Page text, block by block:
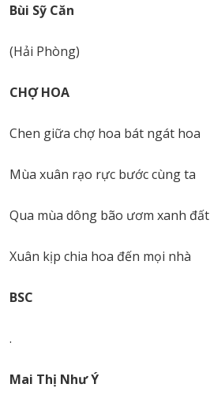
Bùi Sỹ Căn
(Hải Phòng)
CHỢ HOA
Chen giữa chợ hoa bát ngát hoa
Mùa xuân rạo rực bước cùng ta
Qua mùa dông bão ươm xanh đất
Xuân kịp chia hoa đến mọi nhà
BSC
.
Mai Thị Như Ý